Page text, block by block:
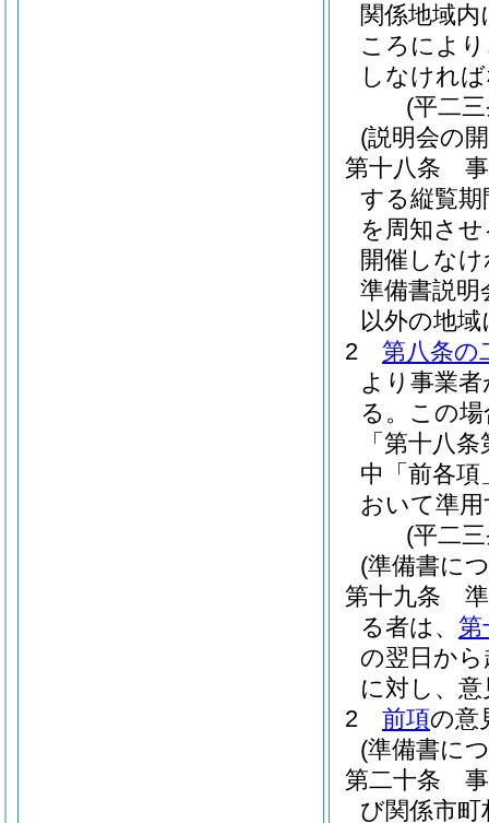
関係地域
ころによ
しなけれ
(平二
(説明会の
第十八条
する縦覧
を周知さ
開催しな
準備書説
以外の地
2
第八条の
より事業
る。 この
「第十八
中「前各
おいて準
(平二
(準備書に
第十九条
る者は、 第
の翌日か
に対し、
2
前項の意
(準備書に
第二十条
び関係市